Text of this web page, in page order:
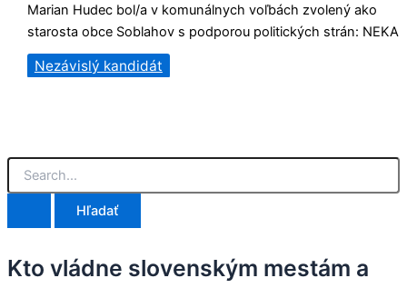
V
a
Kto vládne slovenským mestám a
Marian Hudec bol/a v komunálnych voľbách zvolený ako
starosta obce Soblahov s podporou politických strán: NEKA
Nezávislý kandidát